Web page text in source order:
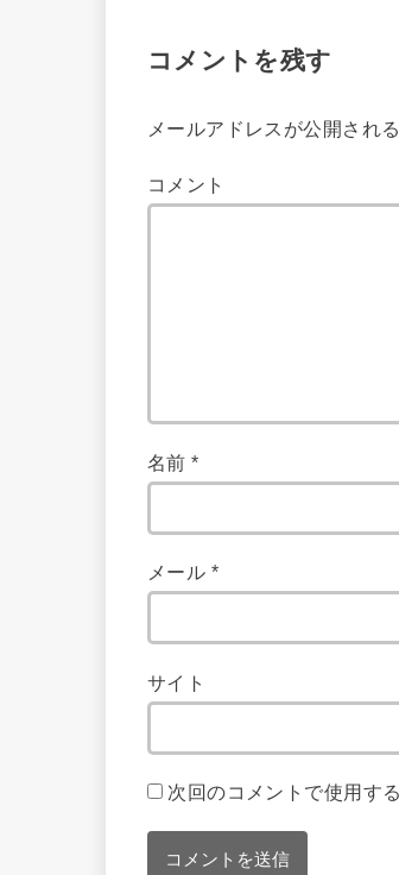
コメントを残す
メールアドレスが公開され
コメント
名前*
メール *
サイト
次回のコメントで使用す